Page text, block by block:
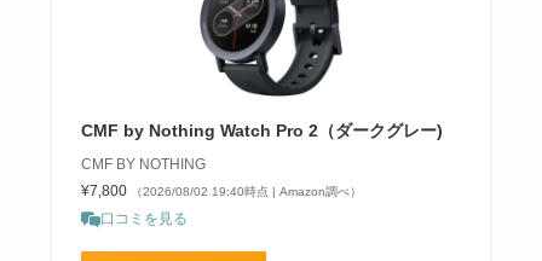
CMF by Nothing Watch Pro 2（ダークグレー)
CMF BY NOTHING
¥7,800
（2026/08/02 19:40時点 | Amazon調べ）
口コミを見る